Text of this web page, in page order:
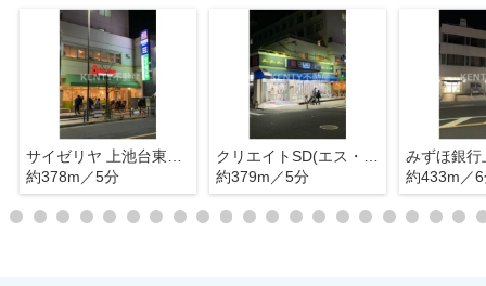
約378m／5分
約379m／5分
みずほ銀行
約433m／